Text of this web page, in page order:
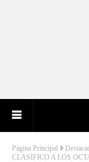
Página Principal
CLASIFICO A LOS